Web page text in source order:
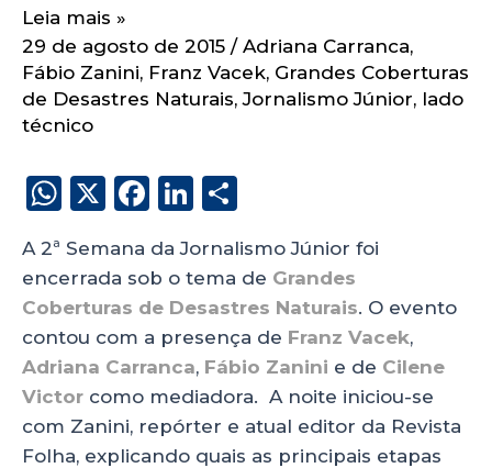
Leia mais »
29 de agosto de 2015 / Adriana Carranca,
Fábio Zanini, Franz Vacek, Grandes Coberturas
de Desastres Naturais,Jornalismo Júnior, lado
técnico
W
a
ts
A
p
p
X
F
c
e
b
o
o
k
Li
k
e
dI
n
a
re
A 2ª Semana da Jornalismo Júnior foi
encerrada sob o tema de Grandes
Coberturas de Desastres Naturais. O evento
contou com a presença de Franz Vacek,
Adriana Carranca, Fábio Zanini e de Cilene
Victor como mediadora. A noite iniciou-se
com Zanini, repórter e atual editor da Revista
Folha, explicando quais as principais etapas